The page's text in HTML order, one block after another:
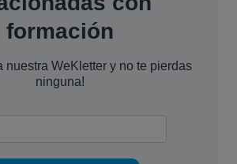
formación
nuestra WeKletter y no te pierdas
ninguna!